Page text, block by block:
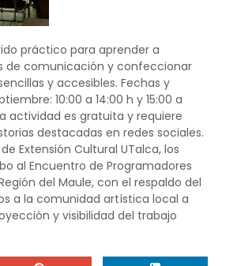
práctico para aprender a
de comunicación y confeccionar
y accesibles. Fechas y
10:00 a 14:00 h y 15:00 a
actividad es gratuita y requiere
destacadas en redes sociales.
Extensión Cultural UTalca, los
al Encuentro de Programadores
del Maule, con el respaldo del
a la comunidad artística local a
y visibilidad del trabajo